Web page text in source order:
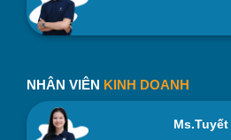
NHÂN VIÊN KINH DOANH
Ms.Tuyết